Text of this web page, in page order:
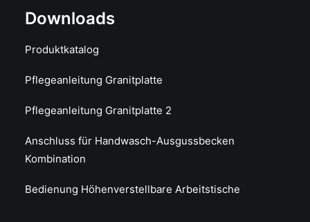
Downloads
Produktkatalog
Pflegeanleitung Granitplatte
Pflegeanleitung Granitplatte 2
Anschluss für Handwasch-Ausgussbecken
Kombination
Bedienung Höhenverstellbare Arbeitstische